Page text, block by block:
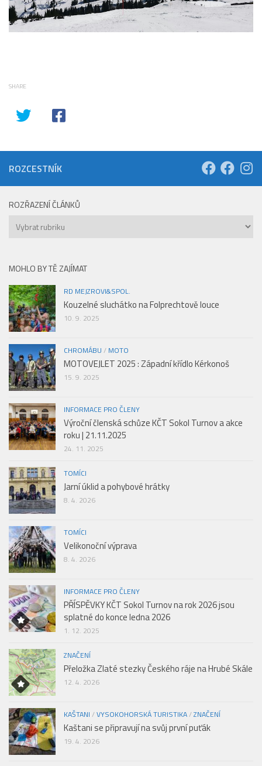
SHARE
ROZCESTNÍK
ROZŘAZENÍ ČLÁNKŮ
Rozřazení
článků
MOHLO BY TĚ ZAJÍMAT
RD MEJZROVI&SPOL.
Kouzelné sluchátko na Folprechtově louce
10. 9. 2025
CHROMÁBU / MOTO
MOTOVEJLET 2025 : Západní křídlo Kérkonoš
15. 9. 2025
INFORMACE PRO ČLENY
Výroční členská schůze KČT Sokol Turnov a akce
roku | 21.11.2025
24. 11. 2025
TOMÍCI
Jarní úklid a pohybové hrátky
8. 4. 2026
TOMÍCI
Velikonoční výprava
8. 4. 2026
INFORMACE PRO ČLENY
PŘÍSPĚVKY KČT Sokol Turnov na rok 2026 jsou
splatné do konce ledna 2026
1. 12. 2025
ZNAČENÍ
Přeložka Zlaté stezky Českého ráje na Hrubé Skále
12. 4. 2026
KAŠTANI /VYSOKOHORSKÁ TURISTIKA/ZNAČENÍ
Kaštani se připravují na svůj první puťák
19. 4. 2026